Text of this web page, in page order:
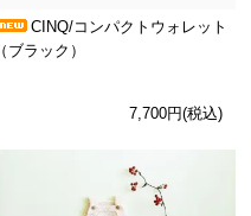
CINQ/コンパクトウォレット
（ブラック）
7,700円(税込)